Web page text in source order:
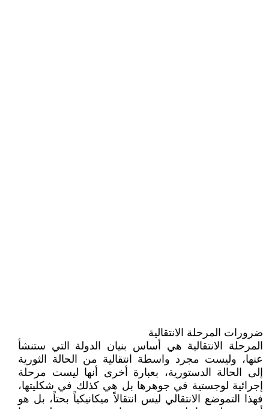
ضرورات المرحلة الانتقالية
المرحلة الانتقالية هي أساس بنيان الدولة التي ستنشأ
عنها، وليست مجرد واسطة انتقالية من الحالة الثورية
إلى الحالة الدستورية، بعبارة أخرى أنها ليست مرحلة
إجرائية لوجستية في جوهرها بل هي كذلك في شكليتها،
فهذا التموضع الانتقالي ليس انتقالاً ميكانيكياً بحتاً، بل هو